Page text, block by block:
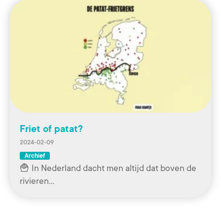
Friet of patat?
2024-02-09
Archief
🍟 In Nederland dacht men altijd dat boven de
rivieren…